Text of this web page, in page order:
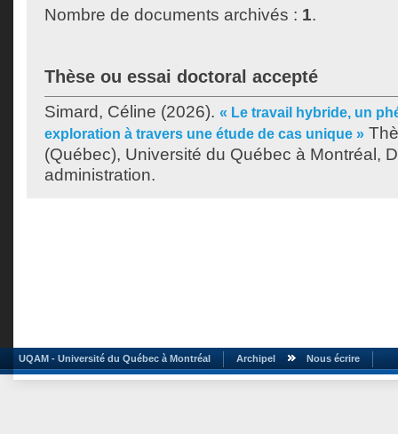
Nombre de documents archivés : 1.
Thèse ou essai doctoral accepté
Simard, Céline (2026). « Le travail hybride, un
exploration à travers une étude de cas unique »
(Québec), Université du Québec à Montréal,
administration.
UQAM - Université du Québec à Montréal Archipel Nous écrire